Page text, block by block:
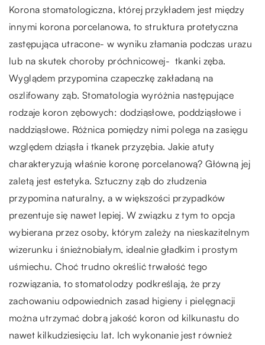
Korona stomatologiczna, której przykładem jest między
innymi korona porcelanowa, to struktura protetyczna
zastępująca utracone- w wyniku złamania podczas urazu
lub na skutek choroby próchnicowej- tkanki zęba.
Wyglądem przypomina czapeczkę zakładaną na
oszlifowany ząb. Stomatologia wyróżnia następujące
rodzaje koron zębowych: dodziąsłowe, poddziąsłowe i
naddziąsłowe. Różnica pomiędzy nimi polega na zasięgu
względem dziąsła i tkanek przyzębia. Jakie atuty
charakteryzują właśnie koronę porcelanową? Główną jej
zaletą jest estetyka. Sztuczny ząb do złudzenia
przypomina naturalny, a w większości przypadków
prezentuje się nawet lepiej. W związku z tym to opcja
wybierana przez osoby, którym zależy na nieskazitelnym
wizerunku i śnieżnobiałym, idealnie gładkim i prostym
uśmiechu. Choć trudno określić trwałość tego
rozwiązania, to stomatolodzy podkreślają, że przy
zachowaniu odpowiednich zasad higieny i pielęgnacji
można utrzymać dobrą jakość koron od kilkunastu do
nawet kilkudziesięciu lat. Ich wykonanie jest również